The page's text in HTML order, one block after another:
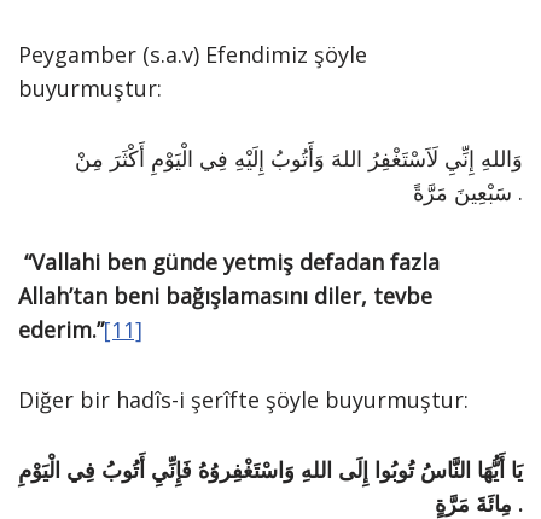
Peygamber (s.a.v) Efendimiz şöyle
buyurmuştur:
وَاللهِ إِنِّيِ لَاَسْتَغْفِرُ اللهَ وَأَتُوبُ إِلَيْهِ فِي الْيَوْمِ أَكْثَرَ مِنْ
سَبْعِينَ مَرَّةً .
“Vallahi ben günde yetmiş defadan fazla
Allah’tan beni bağışlamasını diler, tevbe
ederim.”[11]
Diğer bir hadîs-i şerîfte şöyle buyurmuştur:
يَا أَيُّهَا النَّاسُ تُوبُوا إِلَى اللهِ وَاسْتَغْفِروُهُ فَإِنِّيِ أَتُوبُ فِي الْيَوْمِ
مِائَةَ مَرَّةٍ .